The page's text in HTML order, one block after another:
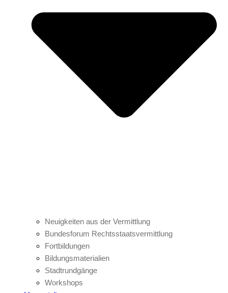
Neuigkeiten aus der Vermittlung
Bundesforum Rechtsstaatsvermittlung
Fortbildungen
Bildungsmaterialien
Stadtrundgänge
Workshops